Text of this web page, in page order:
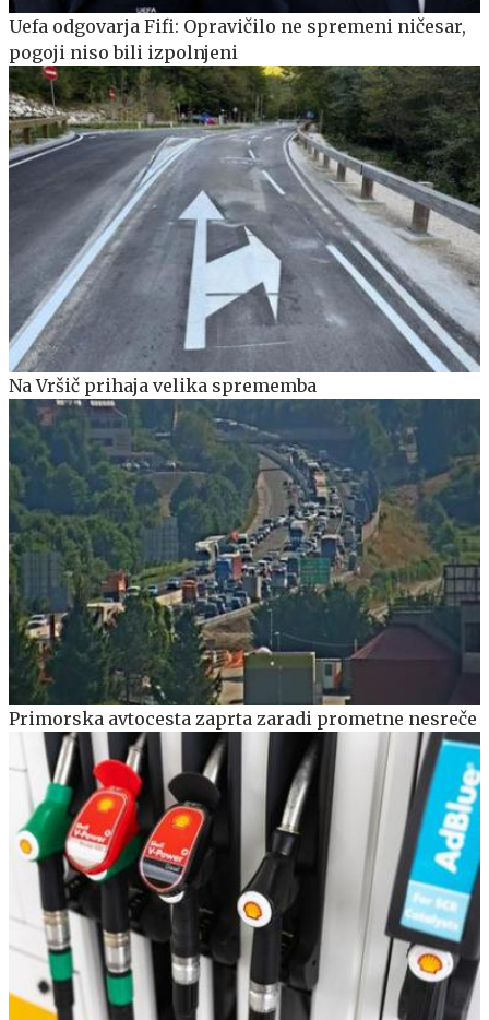
Uefa odgovarja Fifi: Opravičilo ne spremeni ničesar,
pogoji niso bili izpolnjeni
Na Vršič prihaja velika sprememba
Primorska avtocesta zaprta zaradi prometne nesreče